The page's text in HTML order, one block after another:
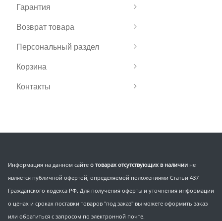
Гарантия
Возврат товара
Персональный раздел
Корзина
Контакты
Информация на данном сайте о товарах отсутствующих в наличии не
является публичной офертой, определяемой положениями Статьи 437
Гражданского кодекса РФ. Для получения оферты и уточнения информации
о ценах и сроках поставки товаров "под заказ" вы можете оформить заказ
или обратиться с запросом по электронной почте.